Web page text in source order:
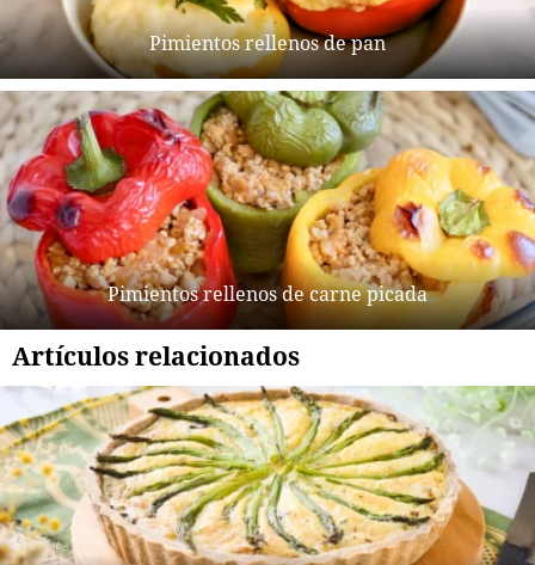
Pimientos rellenos de pan
Pimientos rellenos de carne picada
Artículos relacionados